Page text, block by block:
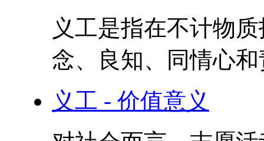
义工是指在不计物
念、良知、同情心
义工 - 价值意义